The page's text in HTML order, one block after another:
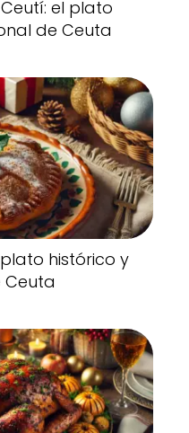
el plato
de Ceuta
histórico y
Ceuta